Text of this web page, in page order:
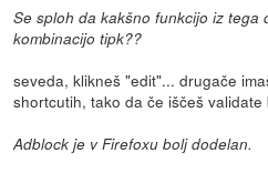
Se sploh da kakšno funkcijo iz tega
kombinacijo tipk??
seveda, klikneš "edit"... drugače
shortcutih, tako da če iščeš
Adblock je v Firefoxu bolj dodelan.